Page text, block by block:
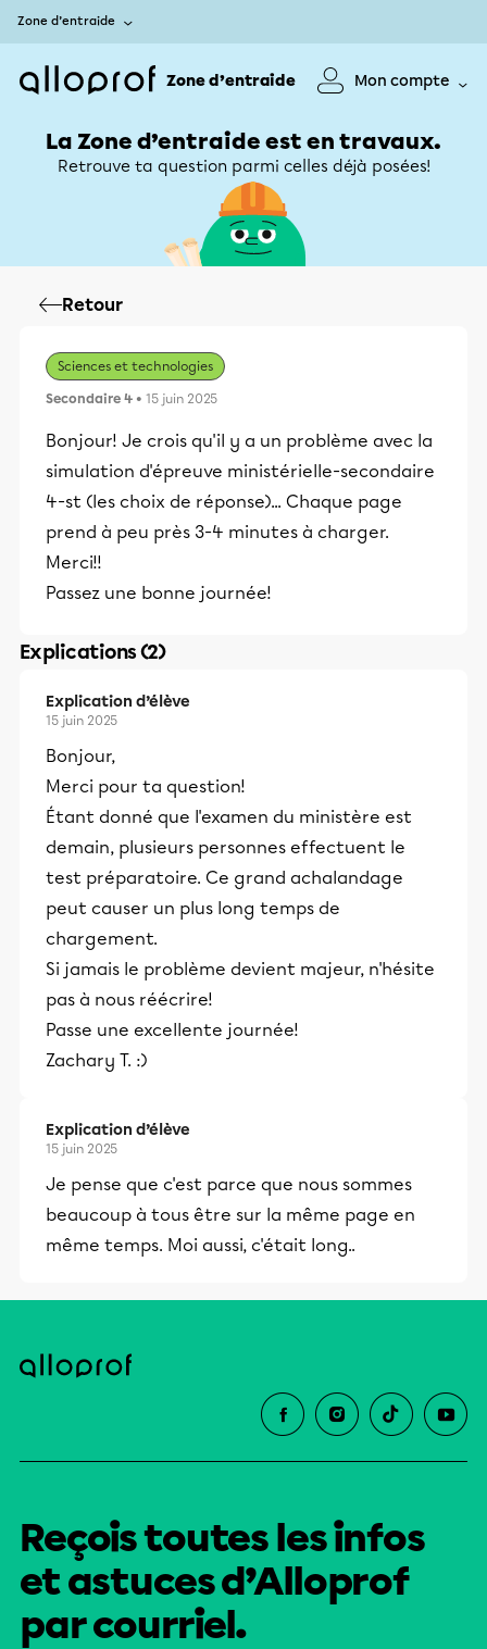
Zone d’entraide
Zone d’entraide Mon compte
La Zone d’entraide est en travaux.
Retrouve ta question parmi celles déjà posées!
Retour
Sciences et technologies
Secondaire 4 • 15 juin 2025
Bonjour! Je crois qu'il y a un problème avec la
simulation d'épreuve ministérielle-secondaire
4-st (les choix de réponse)... Chaque page
prend à peu près 3-4 minutes à charger.
Merci!!
Passez une bonne journée!
Explications (2)
Explication d’élève
15 juin 2025
Bonjour,
Merci pour ta question!
Étant donné que l'examen du ministère est
demain, plusieurs personnes effectuent le
test préparatoire. Ce grand achalandage
peut causer un plus long temps de
chargement.
Si jamais le problème devient majeur, n'hésite
pas à nous réécrire!
Passe une excellente journée!
Zachary T. :)
Explication d’élève
15 juin 2025
Je pense que c'est parce que nous sommes
beaucoup à tous être sur la même page en
même temps. Moi aussi, c'était long..
Reçois toutes les infos
et astuces d’Alloprof
par courriel.